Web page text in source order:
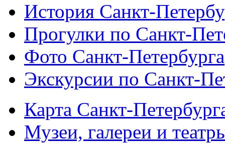
История Санкт-
Прогулки по Санкт-
Фото Санкт-Петербурга
Экскурсии по Санкт-
Карта Санкт-
Музеи, галереи и